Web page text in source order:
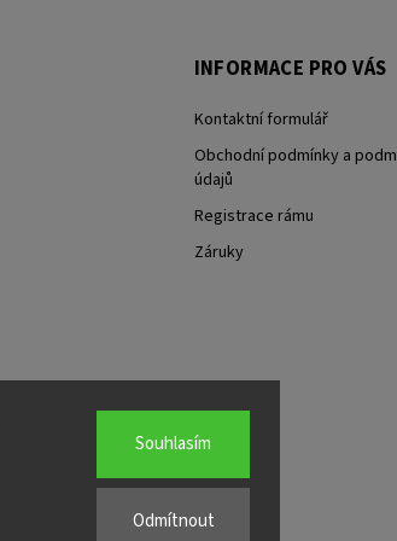
Odmítnout
Souhlasím
INFORMACE PRO VÁS
Kontaktní formulář
Obchodní podmínky a
údajů
Registrace rámu
Záruky